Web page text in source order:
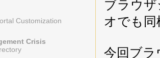
ブラウ
オでも
今回ブ
Customization
Crisis